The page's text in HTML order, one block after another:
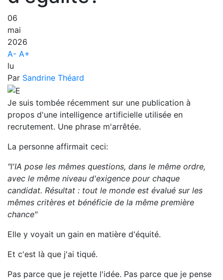
06
mai
2026
A- A+
lu
Par Sandrine Théard
Je suis tombée récemment sur une publication à
propos d'une intelligence artificielle utilisée en
recrutement. Une phrase m'arrêtée.
La personne affirmait ceci:
"l'IA pose les mêmes questions, dans le même ordre,
avec le même niveau d'exigence pour chaque
candidat. Résultat : tout le monde est évalué sur les
mêmes critères et bénéficie de la même première
chance"
Elle y voyait un gain en matière d'équité.
Et c'est là que j'ai tiqué.
Pas parce que je rejette l'idée. Pas parce que je pense